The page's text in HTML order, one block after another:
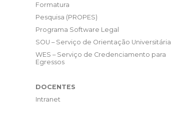
Formatura
Pesquisa (PROPES)
Programa Software Legal
SOU – Serviço de Orientação Universitária
WES – Serviço de Credenciamento para
Egressos
DOCENTES
Intranet